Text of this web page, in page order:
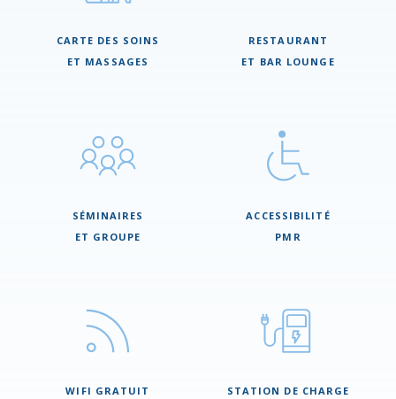
CARTE DES SOINS
ET MASSAGES
RESTAURANT
ET BAR LOUNGE
SÉMINAIRES
ET GROUPE
ACCESSIBILITÉ
PMR
WIFI GRATUIT
STATION DE CHARGE